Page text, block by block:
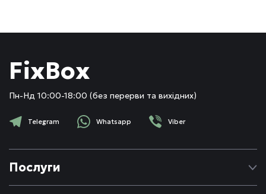
FixBox
Пн-Нд 10:00-18:00 (без перерви та вихідних)
Telegram Whatsapp Viber
Послуги